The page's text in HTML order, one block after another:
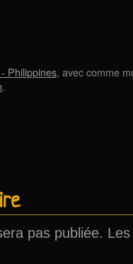
Philippines, avec comme
.
pas publiée.